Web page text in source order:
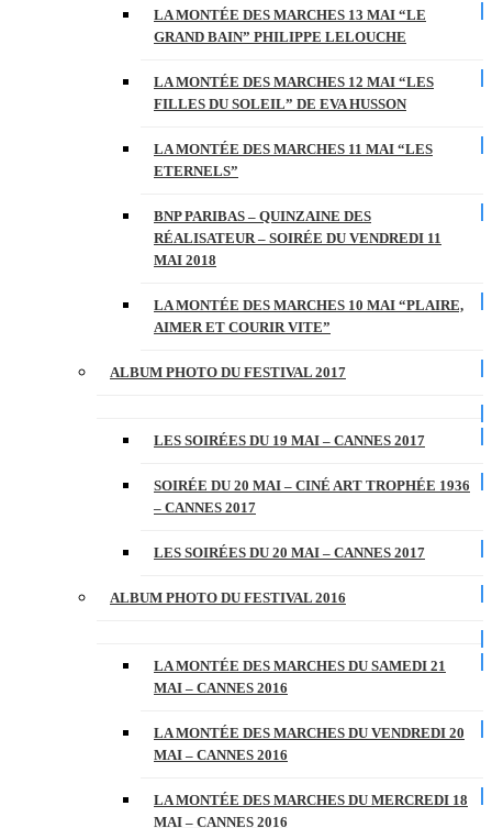
LA MONTÉE DES MARCHES 13 MAI “LE
GRAND BAIN” PHILIPPE LELOUCHE
LA MONTÉE DES MARCHES 12 MAI “LES
FILLES DU SOLEIL” DE EVA HUSSON
LA MONTÉE DES MARCHES 11 MAI “LES
ETERNELS”
BNP PARIBAS – QUINZAINE DES
RÉALISATEUR – SOIRÉE DU VENDREDI 11
MAI 2018
LA MONTÉE DES MARCHES 10 MAI “PLAIRE,
AIMER ET COURIR VITE”
ALBUM PHOTO DU FESTIVAL 2017
LES SOIRÉES DU 19 MAI – CANNES 2017
SOIRÉE DU 20 MAI – CINÉ ART TROPHÉE 1936
– CANNES 2017
LES SOIRÉES DU 20 MAI – CANNES 2017
ALBUM PHOTO DU FESTIVAL 2016
LA MONTÉE DES MARCHES DU SAMEDI 21
MAI – CANNES 2016
LA MONTÉE DES MARCHES DU VENDREDI 20
MAI – CANNES 2016
LA MONTÉE DES MARCHES DU MERCREDI 18
MAI – CANNES 2016